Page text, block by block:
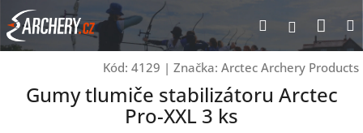
Přejít
na
obsah
Hledat
Kód: 4129 | Značka: Arctec Archery Products
Gumy tlumiče stabilizátoru Arctec
Pro-XXL 3 ks